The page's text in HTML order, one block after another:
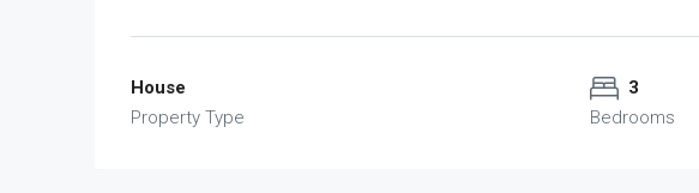
House
Property Type
3
Bedrooms